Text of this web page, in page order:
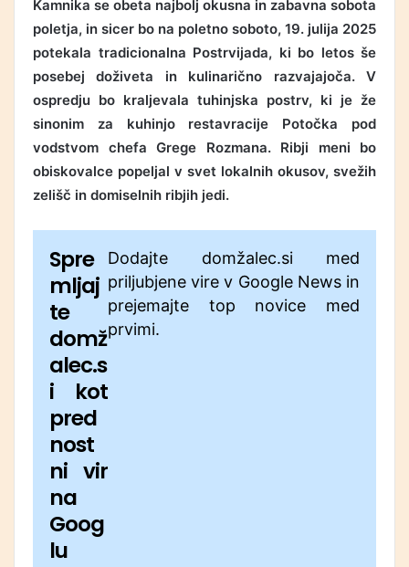
Kamnika se obeta najbolj okusna in zabavna sobota
poletja, in sicer bo na poletno soboto, 19. julija 2025
potekala tradicionalna Postrvijada, ki bo letos še
posebej doživeta in kulinarično razvajajoča. V
ospredju bo kraljevala tuhinjska postrv, ki je že
sinonim za kuhinjo restavracije Potočka pod
vodstvom chefa Grege Rozmana. Ribji meni bo
obiskovalce popeljal v svet lokalnih okusov, svežih
zelišč in domiselnih ribjih jedi.
Spre
mljaj
te
domž
alec.s
i kot
pred
nost
ni vir
na
Goog
lu
Dodajte domžalec.si med
priljubjene vire v Google News in
prejemajte top novice med
prvimi.